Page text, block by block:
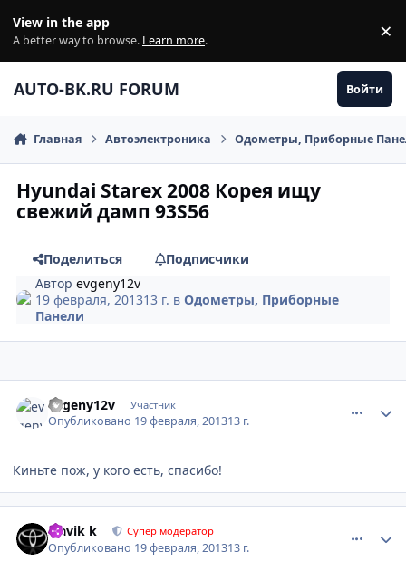
View in the app
A better way to browse. Learn more. ×
AUTO-BK.RU FORUM Войти
Главная Автоэлектроника Одометры, Приборные
Hyundai Starex 2008 Корея ищу
свежий дамп 93S56
Поделиться
Подписчики
Авторevgeny12v
19 февраля, 201313 г. вОдометры, Приборные
Панели
evgeny12v Участник
Опубликовано 19 февраля, 201313 г.
Киньте пож, у кого есть, спасибо!
Slavik k Супер модератор
Опубликовано 19 февраля, 201313 г.